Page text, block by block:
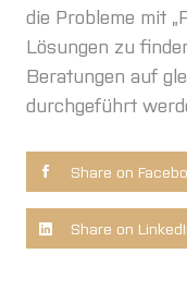
die Probleme mit
Lösungen zu
Beratungen auf
durchgeführt
Share on
Share on